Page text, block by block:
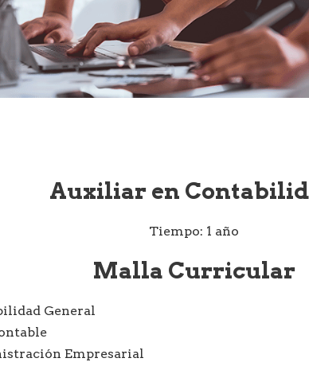
Auxiliar en
Tiempo: 1 año
Malla Curricular
General
Empresarial